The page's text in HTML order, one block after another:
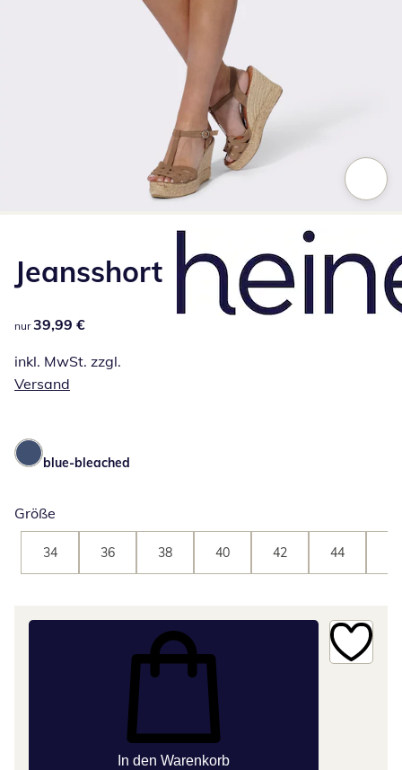
Jeansshort
39,99 €
nur 39,99 €
inkl. MwSt. zzgl.
Versand
blue-bleached
Größe
34 36 38 40 42 44
In den Warenkorb